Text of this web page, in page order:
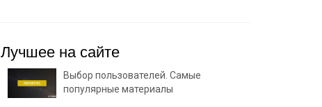
Лучшее на сайте
Выбор пользователей. Самые
популярные материалы